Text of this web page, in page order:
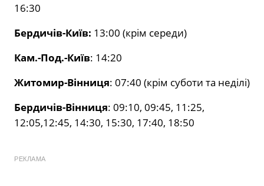
16:30
Бердичів-Київ: 13:00 (крім середи)
Кам.-Под.-Київ: 14:20
Житомир-Вінниця: 07:40 (крім суботи та неділі)
Бердичів-Вінниця: 09:10, 09:45, 11:25,
12:05,12:45, 14:30, 15:30, 17:40, 18:50
РЕКЛАМА